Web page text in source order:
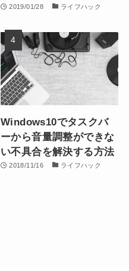
2019/01/28 ライフハック
Windows10でタスクバ
ーから音量調整ができな
い不具合を解決する方法
2018/11/16 ライフハック